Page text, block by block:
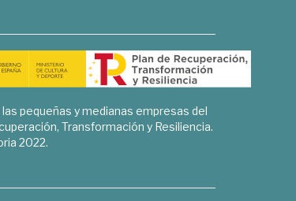
pequeñas y medianas empresas del
Transformación y Resiliencia.
2022.